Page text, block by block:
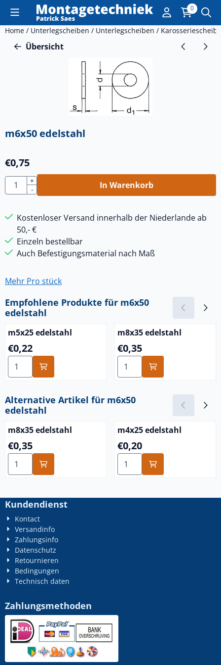
Cookie-Einstellungen sind derzeit geschlossen. 0
Home / Unterlegscheiben / Unterlegscheiben /
Übersicht
m6x50 edelstahl
€0,75
Anzahl
+
-
In Warenkorb
Kostenloser Versand innerhalb der Niederlande ab
50,- €
Einzeln bestellbar
Auch Befestigungsmaterial nach Maß
Mehr Pro stück
Empfohlene Produkte für m6x50
edelstahl
m5x25 edelstahl
Preis: 0,22
€0,22
Anzahl wählen für m5x25 edelstahl
m8x35 edelstahl
Preis: 0,35
€0,35
Anzahl wählen für m8x35
Alternative Artikel für m6x50
edelstahl
m8x35 edelstahl
Preis: 0,35
€0,35
Anzahl wählen für m8x35 edelstahl
m4x25 edelstahl
Preis: 0,20
€0,20
Anzahl wählen für m4x25
Kundendienst
Kontact
Versandinfo
Zahlungsinfo
Datenschutz
Retournieren
Bedingungen
Technisch daten
Zahlungsmethoden